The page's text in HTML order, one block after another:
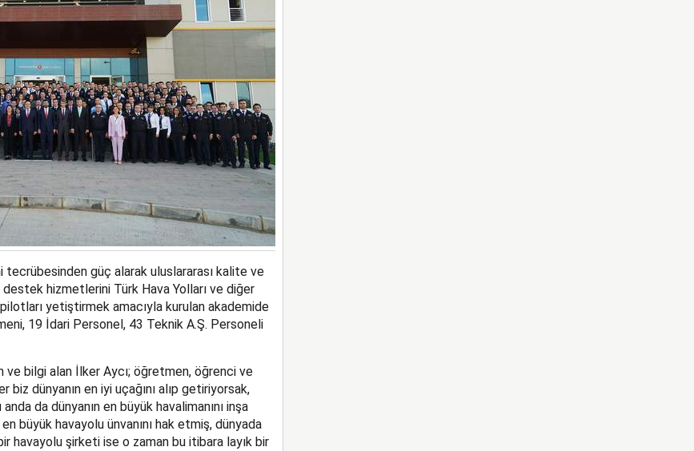
tecrübesinden güç alarak uluslararası kalite ve
hizmetlerini Türk Hava Yolları ve diğer
yetiştirmek amacıyla kurulan akademide
19 İdari Personel, 43 Teknik A.Ş. Personeli
ve bilgi alan İlker Aycı; öğretmen, öğrenci ve
dünyanın en iyi uçağını alıp getiriyorsak,
da dünyanın en büyük havalimanını inşa
büyük havayolu ünvanını hak etmiş, dünyada
havayolu şirketi ise o zaman bu itibara layık bir